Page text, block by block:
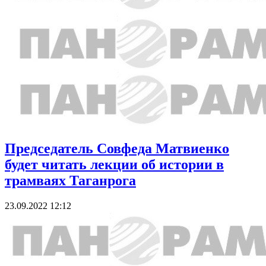
Председатель Совфеда Матвиенко
будет читать лекции об истории в
трамваях Таганрога
23.09.2022 12:12